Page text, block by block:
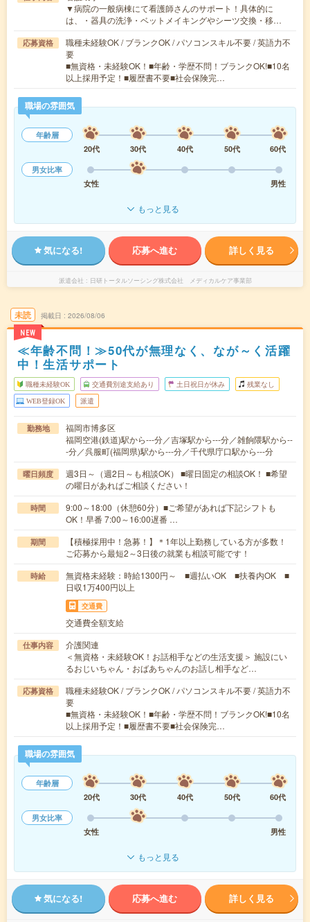
▼病院の一般病棟にて看護師さんのサポート！具体的に
は、・器具の洗浄・ベットメイキングやシーツ交換・移…
応募資格
職種未経験OK / ブランクOK / パソコンスキル不要 / 英語力不
要
■無資格・未経験OK！■年齢・学歴不問！ブランクOK!■10名
以上採用予定！■履歴書不要■社会保険完…
職場の雰囲気
年齢層
20代
30代 40代 50代
60代
男女比率
女性
男性
もっと見る
気になる! 応募へ進む 詳しく見る
派遣会社 日研トータルソーシング株式会社 メディカルケア事業部
未読
NEW
掲載日 2026/08/06
≪年齢不問！≫50代が無理なく、なが～く活躍
中！生活サポート
職種未経験OK 交通費別途支給あり 土日祝日が休み 残業なし
WEB登録OK 派遣
勤務地
福岡市博多区
福岡空港(鉄道)駅から---分／吉塚駅から---分／雑餉隈駅から--
-分／呉服町(福岡県)駅から---分／千代県庁口駅から---分
曜日頻度
週3日～（週2日～も相談OK） ■曜日固定の相談OK！ ■希望
の曜日があればご相談ください！
時間
9:00～18:00（休憩60分）■ご希望があれば下記シフトも
OK！早番 7:00～16:00遅番 …
期間
【積極採用中！急募！】＊1年以上勤務している方が多数！
ご応募から最短2～3日後の就業も相談可能です！
時給
無資格未経験：時給1300円～ ■週払いOK ■扶養内OK ■
日収1万400円以上
交通費
交通費全額支給
仕事内容
介護関連
＜無資格・未経験OK！お話相手などの生活支援＞ 施設にい
るおじいちゃん・おばあちゃんのお話し相手など…
応募資格
職種未経験OK / ブランクOK / パソコンスキル不要 / 英語力不
要
■無資格・未経験OK！■年齢・学歴不問！ブランクOK!■10名
以上採用予定！■履歴書不要■社会保険完…
職場の雰囲気
年齢層
20代
30代 40代 50代
60代
男女比率
女性
男性
もっと見る
気になる! 応募へ進む 詳しく見る